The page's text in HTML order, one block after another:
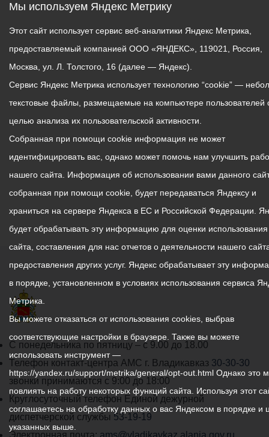
График
работы
администрации
местного
самоуправления
города
С понедельника по пятницу – с 9.00 до 18.00
Телефон контакт-центра АМС г. Владикавказ 30-30-30
звонки принимаются с 9:00 до 18:00
Круглосуточный телефон Единой дежурной
диспетчерской службы 53-19-19
Электронная почта: ams@vladikavkaz.alania.gov.ru
Мы используем Яндекс Метрику
Этот сайт использует сервис веб-аналитики Яндекс Метрика,
предоставляемый компанией ООО «ЯНДЕКС», 119021, Россия,
Москва, ул. Л. Толстого, 16 (далее — Яндекс).
Сервис Яндекс Метрика использует технологию “cookie” —
текстовые файлы, размещаемые на компьютере пользователей
целью анализа их пользовательской активности.
Собранная при помощи cookie информация не может
идентифицировать вас, однако может помочь нам улучшить
нашего сайта. Информация об использовании вами данного
собранная при помощи cookie, будет передаваться Яндексу и
храниться на сервере Яндекса в ЕС и Российской Федерации.
будет обрабатывать эту информацию для оценки
сайта, составления для нас отчетов о деятельности нашего
предоставления других услуг. Яндекс обрабатывает эту
в порядке, установленном в условиях использования сервиса
Метрика.
Вы можете отказаться от использования cookies, выбрав
соответствующие настройки в браузере. Также вы можете
использовать инструмент —
https://yandex.ru/support/metrika/general/opt-out.html Однако это
повлиять на работу некоторых функций сайта. Используя этот
соглашаетесь на обработку данных о вас Яндексом в порядке и
указанных выше.